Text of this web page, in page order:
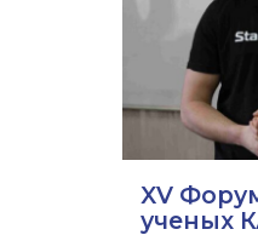
XV
ученых